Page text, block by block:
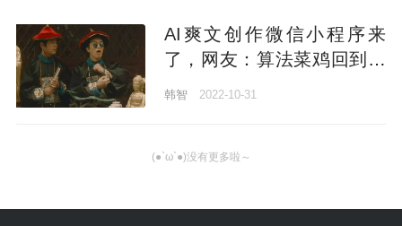
AI爽文创作微信小程序来
了，网友：算法菜鸡回到清
朝当一品大员
韩智 2022-10-31
(●`ω`●)没有更多啦～